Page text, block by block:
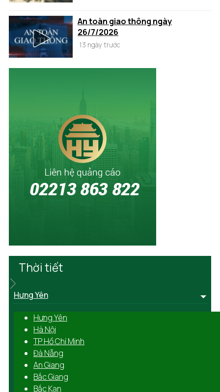
An toàn giao thông ngày
26/7/2026
13 ngày trước
Thời tiết
Hưng Yên
Hưng Yên
Hà Nội
TP Hồ Chí Minh
Đà Nẵng
An Giang
Bắc Giang
Bắc Kạn